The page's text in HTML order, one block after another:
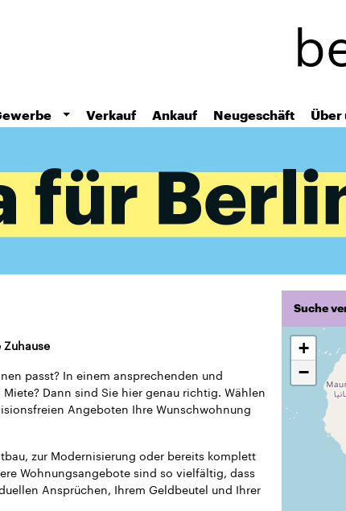
Verkauf Ankauf Neugeschäft Über
Suche
+
−
passt? In einem ansprechenden und
Dann sind Sie hier genau richtig. Wählen
Angeboten Ihre Wunschwohnung
zur Modernisierung oder bereits komplett
Wohnungsangebote sind so vielfältig, dass
Ansprüchen, Ihrem Geldbeutel und Ihrer